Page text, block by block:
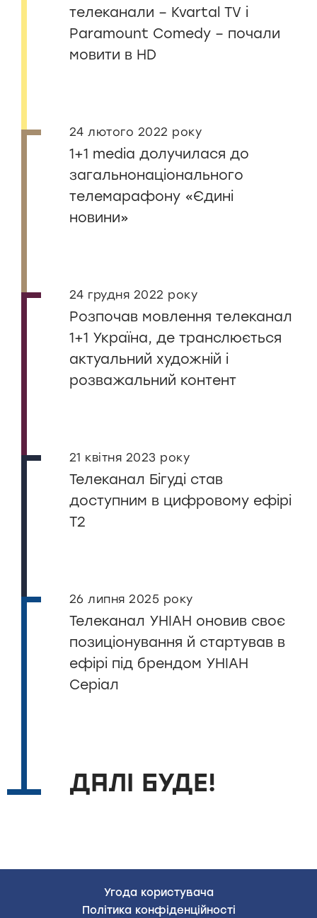
телеканали – Kvartal TV і
Paramount Comedy – почали
мовити в HD
24 лютого 2022 року
1+1 media долучилася до
загальнонаціонального
телемарафону «Єдині
новини»
24 грудня 2022 року
Розпочав мовлення телеканал
1+1 Україна, де транслюється
актуальний художній і
розважальний контент
21 квітня 2023 року
Телеканал Бігуді став
доступним в цифровому ефірі
Т2
26 липня 2025 року
Телеканал УНІАН оновив своє
позиціонування й стартував в
ефірі під брендом УНІАН
Серіал
ДАЛІ БУДЕ!
Угода користувача
Полiтика конфiденцiйностi